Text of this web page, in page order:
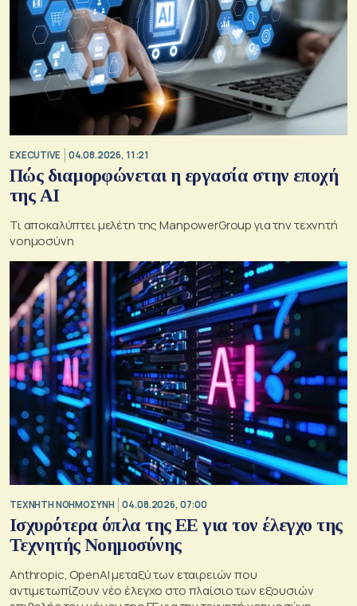
EXECUTIVE 04.08.2026, 11:21
Πώς διαμορφώνεται η εργασία στην εποχή
της AI
Τι αποκαλύπτει μελέτη της ManpowerGroup για την τεχνητή
νοημοσύνη
TΕΧΝΗΤΗ ΝΟΗΜΟΣΥΝΗ 04.08.2026, 07:00
Ισχυρότερα όπλα της ΕΕ για τον έλεγχο της
Τεχνητής Νοημοσύνης
Anthropic, OpenAI μεταξύ των εταιρειών που
αντιμετωπίζουν νέο έλεγχο στο πλαίσιο των εξουσιών